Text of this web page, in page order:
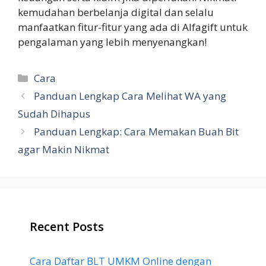
kemudahan berbelanja digital dan selalu
manfaatkan fitur-fitur yang ada di Alfagift untuk
pengalaman yang lebih menyenangkan!
Categories
Cara
Panduan Lengkap Cara Melihat WA yang
Sudah Dihapus
Panduan Lengkap: Cara Memakan Buah Bit
agar Makin Nikmat
Recent Posts
Cara Daftar BLT UMKM Online dengan